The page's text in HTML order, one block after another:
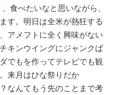
食べたいなと思いながら、
す。明日は全米が熱狂する
アメフトに全く興味がない
キンウイングにジャンクば
でもを作ってテレビでも観
来月はひな祭りだか
なんてもう先のことまで考